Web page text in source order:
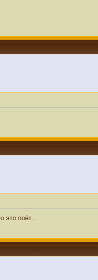
это поёт...